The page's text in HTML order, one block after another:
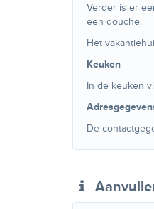
Verder is er
een douche.
Het
Keuken
In de keuken
De